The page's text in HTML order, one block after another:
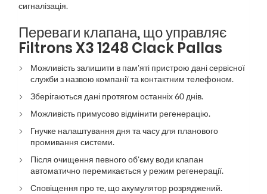
сигналізація.
Переваги клапана, що управляє
Filtrons X3 1248 Clack Pallas
Можливість залишити в пам'яті пристрою дані сервісної
служби з назвою компанії та контактним телефоном.
Зберігаються дані протягом останніх 60 днів.
Можливість примусово відмінити регенерацію.
Гнучке налаштування дня та часу для планового
промивання системи.
Після очищення певного об'єму води клапан
автоматично перемикається у режим регенерації.
Сповіщення про те, що акумулятор розряджений.